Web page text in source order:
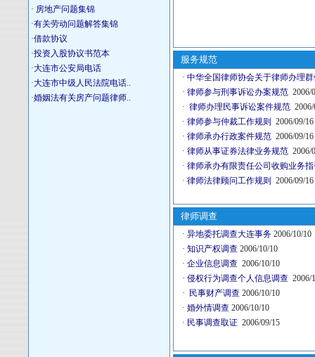
· 房地产问题集锦
·有关劳动问题解答集锦
·借款协议
·投资入股协议书范本
·大连市公安局电话
·大连市中级人民法院电话..
·婚姻法有关房产问题律师..
服务规范
· 中华全国律师协会关于律师办理
· 律师参与刑事诉讼办案规范 2006/
· 律师办理民事诉讼案件规范
· 律师参与仲裁工作规则
2006/09/16
· 律师承办行政案件规范 2006/09/16
· 律师从事证券法律业务规范 2006/
· 律师承办有限责任公司收购业务
· 律师法律顾问工作规则 2006/09/16
律师调查
· 异地委托调查大连事务 2006/10/10
· 知识产权调查 2006/10/10
· 企业信息调查 2006/10/10
· 侵权行为调查个人信息调查 2006/
·
民事财产调查 2006/10/10
· 婚外情调查 2006/10/10
· 民事调查取证 2006/09/15